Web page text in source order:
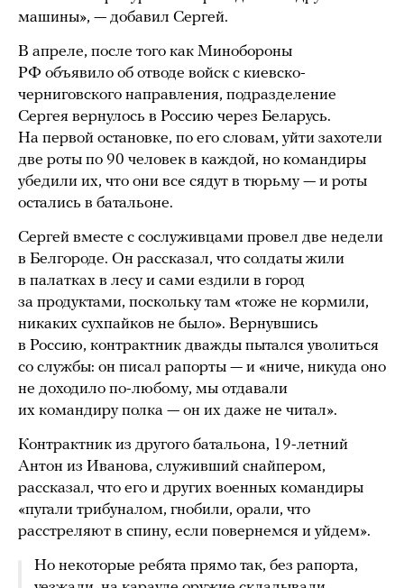
машины», — добавил Сергей.
В апреле, после того как Минобороны
РФ объявило об отводе войск с киевско-
черниговского направления, подразделение
Сергея вернулось в Россию через Беларусь.
На первой остановке, по его словам, уйти захотели
две роты по 90 человек в каждой, но командиры
убедили их, что они все сядут в тюрьму — и роты
остались в батальоне.
Сергей вместе с сослуживцами провел две недели
в Белгороде. Он рассказал, что солдаты жили
в палатках в лесу и сами ездили в город
за продуктами, поскольку там «тоже не кормили,
никаких сухпайков не было». Вернувшись
в Россию, контрактник дважды пытался уволиться
со службы: он писал рапорты — и «ниче, никуда оно
не доходило по-любому, мы отдавали
их командиру полка — он их даже не читал».
Контрактник из другого батальона, 19-летний
Антон из Иванова, служивший снайпером,
рассказал, что его и других военных командиры
«пугали трибуналом, гнобили, орали, что
расстреляют в спину, если повернемся и уйдем».
Но некоторые ребята прямо так, без рапорта,